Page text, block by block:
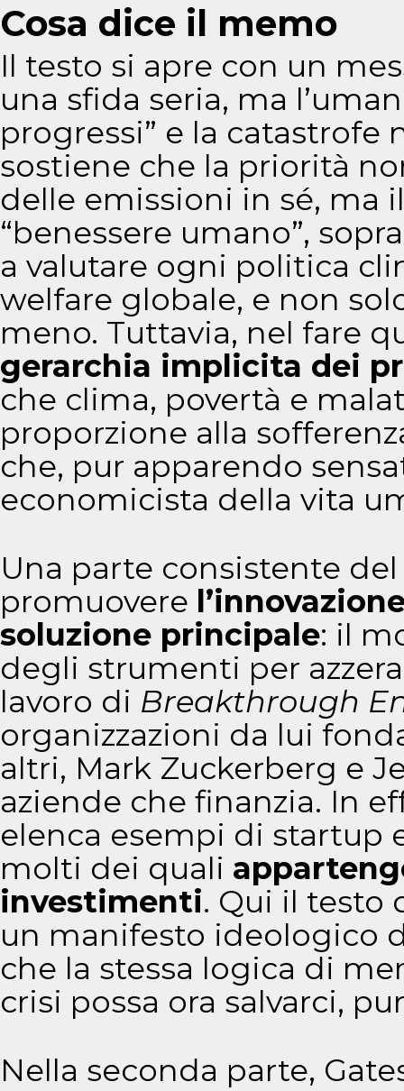
Cosa dice il memo
Il testo si apre con un
una sfida seria, ma
progressi” e la catastrofe
sostiene che la priorità
delle emissioni in sé, ma
“benessere umano”,
a valutare ogni politica
welfare globale, e non
meno. Tuttavia, nel fare
gerarchia implicita dei
che clima, povertà e
proporzione alla
che, pur apparendo
economicista della vita
Una parte consistente
promuovere
soluzione principale: il
degli strumenti per
lavoro di Breakthrough
organizzazioni da lui
altri, Mark Zuckerberg e
aziende che finanzia. In
elenca esempi di startup
molti dei quali
investimenti. Qui il testo
un manifesto ideologico
che la stessa logica di
crisi possa ora salvarci,
Nella seconda parte,